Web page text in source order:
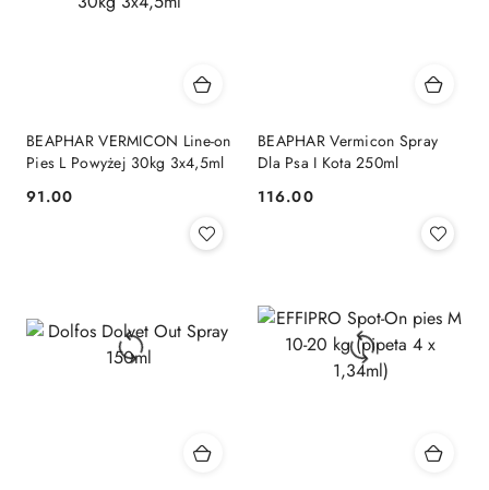
BEAPHAR VERMICON Line-on
Pies L Powyżej 30kg 3x4,5ml
Cena:
91.00
BEAPHAR Vermicon Spray
Dla Psa I Kota 250ml
Cena:
116.00